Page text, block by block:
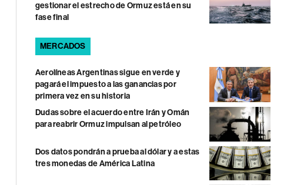
gestionar el estrecho de Ormuz está en su
fase final
MERCADOS
Aerolíneas Argentinas sigue en verde y
pagará el impuesto a las ganancias por
primera vez en su historia
Dudas sobre el acuerdo entre Irán y Omán
para reabrir Ormuz impulsan al petróleo
Dos datos pondrán a prueba al dólar y a estas
tres monedas de América Latina